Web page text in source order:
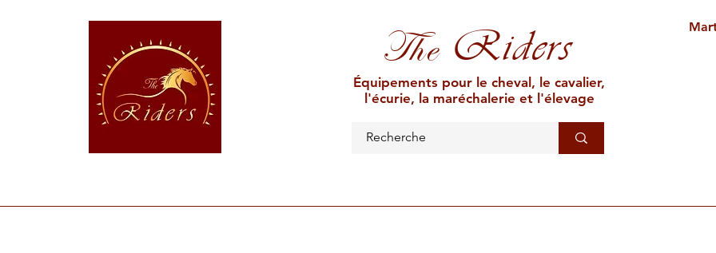
TheRiders
Équipements pour le cheval, le cavalier,
l'écurie, la maréchalerie et l'élevage